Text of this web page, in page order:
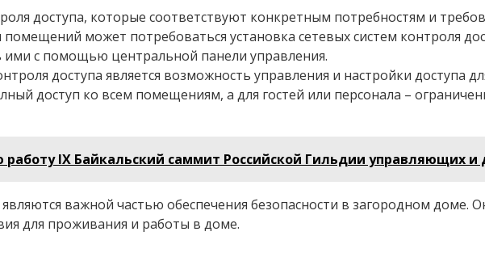
доступа, которые соответствуют конкретным потребностям и
может потребоваться установка сетевых систем контроля
ими с помощью центральной панели управления.
доступа является возможность управления и настройки доступа
доступ ко всем помещениям, а для гостей или персонала –
IX Байкальский саммит Российской Гильдии управляющих и
важной частью обеспечения безопасности в загородном
для проживания и работы в доме.